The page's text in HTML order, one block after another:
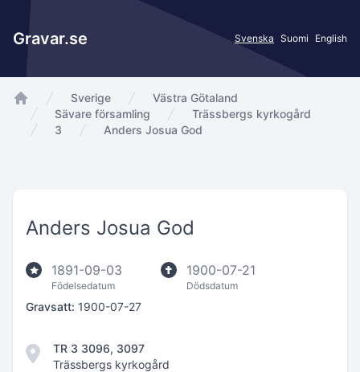
Gravar.se Svenska Suomi English
app.Start
Sverige
Västra Götaland
Sävare församling
Trässbergs kyrkogård
3
Anders Josua God
Anders Josua God
1891-09-03
Födelsedatum
1900-07-21
Dödsdatum
Gravsatt: 1900-07-27
TR 3 3096, 3097
Trässbergs kyrkogård